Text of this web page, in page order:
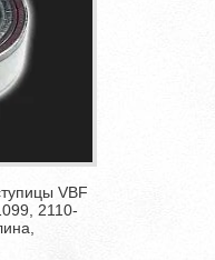
VBF
2110-